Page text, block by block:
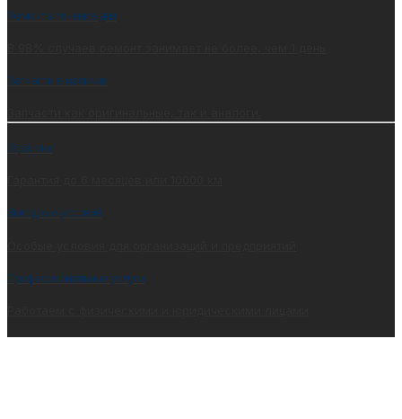
Ремонт в течение дня
Запчасти в наличии
Гарантия
Выгодные условия
Профессиональные услуги